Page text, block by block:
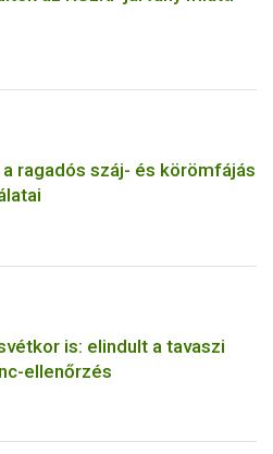
ragadós száj- és körömfájás
is: elindult a tavaszi
ellenőrzés